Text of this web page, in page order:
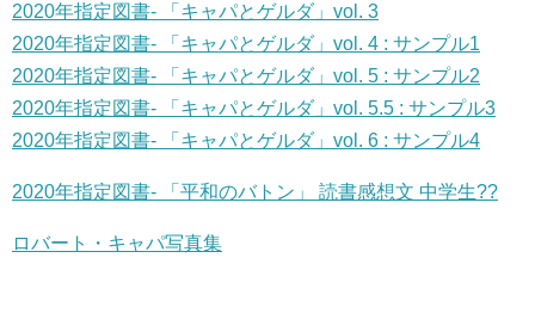
2020年指定図書- 「キャパとゲルダ」vol. 3
2020年指定図書- 「キャパとゲルダ」vol. 4 : サンプル1
2020年指定図書- 「キャパとゲルダ」vol. 5 : サンプル2
2020年指定図書- 「キャパとゲルダ」vol. 5.5 : サンプル3
2020年指定図書- 「キャパとゲルダ」vol. 6 : サンプル4
2020年指定図書- 「平和のバトン」 読書感想文 中学生??
ロバート・キャパ写真集